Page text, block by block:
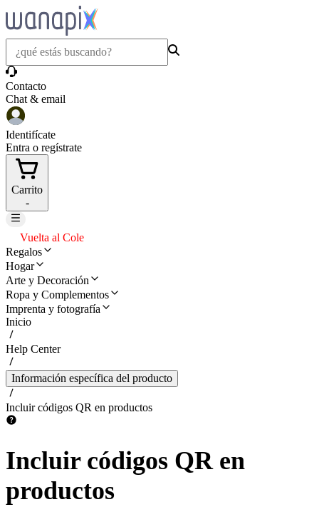
Contacto
Chat & email
Identifícate
Entra o regístrate
Carrito
-
Vuelta al Cole
Regalos
Hogar
Arte y Decoración
Ropa y Complementos
Imprenta y fotografía
Inicio
Help Center
Información específica del producto
Incluir códigos QR en productos
Incluir códigos QR en
productos